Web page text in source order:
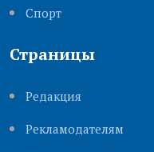
Cпорт
Страницы
Редакция
Рекламодателям